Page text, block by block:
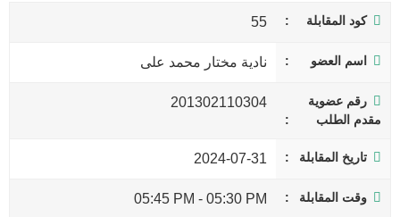
كود المقابلة 55
اسم العضو نادية مختار محمد على
رقم عضوية
مقدم الطلب
201302110304
تاريخ المقابلة 2024-07-31
وقت المقابلة 05:30 PM
-
05:45 PM